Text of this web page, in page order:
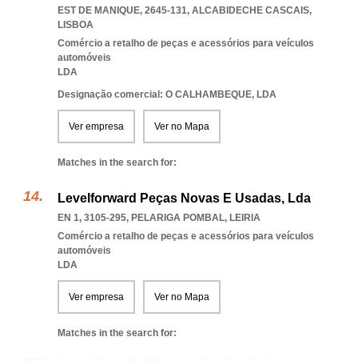
EST DE MANIQUE, 2645-131, ALCABIDECHE CASCAIS,
LISBOA
Comércio a retalho de peças e acessórios para veículos
automóveis
LDA
Designação comercial: O CALHAMBEQUE, LDA
Ver empresa Ver no Mapa
Matches in the search for:
Levelforward Peças Novas E Usadas, Lda
EN 1, 3105-295, PELARIGA POMBAL, LEIRIA
Comércio a retalho de peças e acessórios para veículos
automóveis
LDA
Ver empresa Ver no Mapa
Matches in the search for: